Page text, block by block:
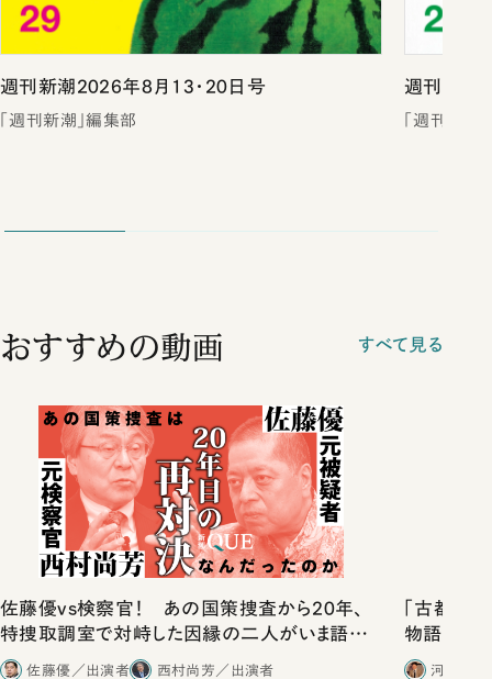
週刊新潮2026年8月13・20日号
「週刊新潮」編集部
週刊新潮
「週刊新潮
おすすめの動画 すべて見る
佐藤優vs検察官！ あの国策捜査から20年、
特捜取調室で対峙した因縁の二人がいま語り
合ったこと
佐藤優／出演者 西村尚芳／出演者
「古都」
物語」に
河野有